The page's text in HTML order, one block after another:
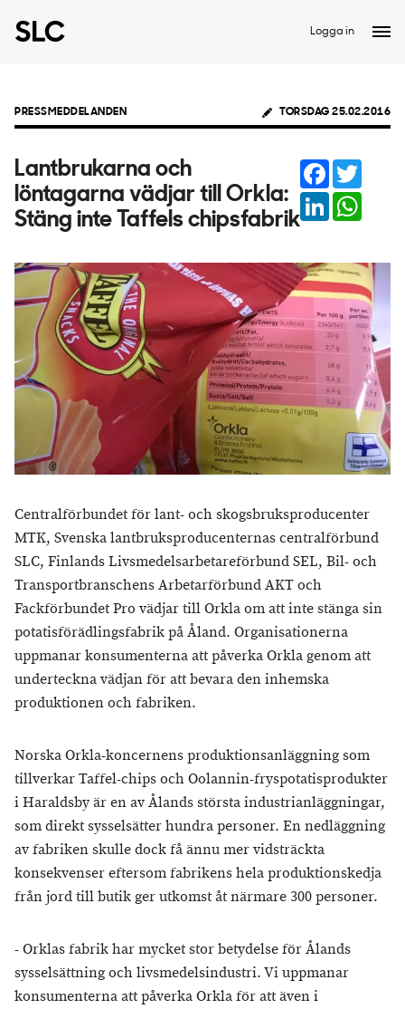
Logga in
PRESSMEDDELANDEN TORSDAG 25.02.2016
Lantbrukarna och
löntagarna vädjar till Orkla:
Stäng inte Taffels chipsfabrik
Facebook
LinkedIn
Centralförbundet för lant- och skogsbruksproducenter
MTK, Svenska lantbruksproducenternas centralförbund
SLC, Finlands Livsmedelsarbetareförbund SEL, Bil- och
Transportbranschens Arbetarförbund AKT och
Fackförbundet Pro vädjar till Orkla om att inte stänga sin
potatisförädlingsfabrik på Åland. Organisationerna
uppmanar konsumenterna att påverka Orkla genom att
underteckna vädjan för att bevara den inhemska
produktionen och fabriken.
Norska Orkla-koncernens produktionsanläggning som
tillverkar Taffel-chips och Oolannin-fryspotatisprodukter
i Haraldsby är en av Ålands största industrianläggningar,
som direkt sysselsätter hundra personer. En nedläggning
av fabriken skulle dock få ännu mer vidsträckta
konsekvenser eftersom fabrikens hela produktionskedja
från jord till butik ger utkomst åt närmare 300 personer.
- Orklas fabrik har mycket stor betydelse för Ålands
sysselsättning och livsmedelsindustri. Vi uppmanar
konsumenterna att påverka Orkla för att även i